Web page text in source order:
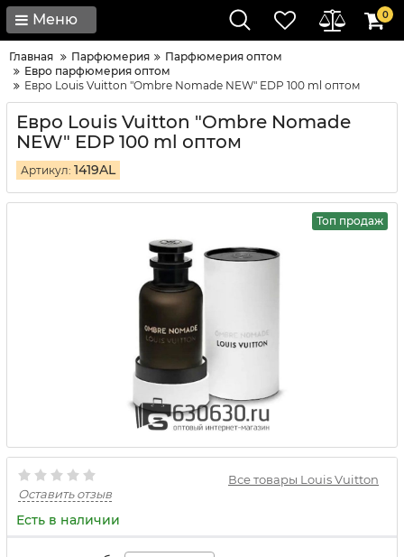
Меню 0
Главная Парфюмерия
Парфюмерия оптом
Евро парфюмерия оптом
Евро Louis Vuitton "Ombre Nomade NEW" EDP 100 ml оптом
Евро Louis Vuitton "Ombre Nomade
NEW" EDP 100 ml оптом
Артикул: 1419AL
Топ продаж
Все товары Louis Vuitton
Оставить отзыв
Есть в наличии